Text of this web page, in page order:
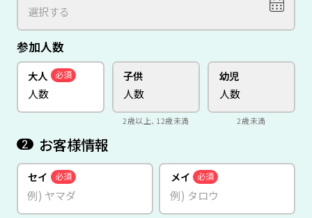
参加人数
大人 必須 子供
2歳以上、12歳未満
幼児
2歳未満
2 お客様情報
セイ 必須 メイ 必須